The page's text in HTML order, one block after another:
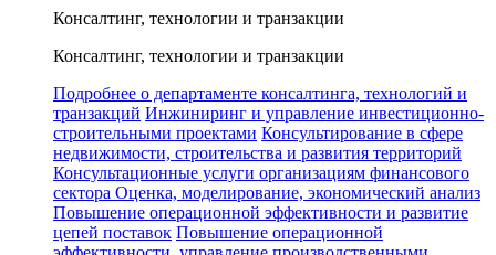
Консалтинг, технологии и транзакции
Консалтинг, технологии и транзакции
Подробнее о департаменте консалтинга, технологий и
транзакций Инжиниринг и управление инвестиционно-
строительными проектами Консультирование в сфере
недвижимости, строительства и развития территорий
Консультационные услуги организациям финансового
сектора Оценка, моделирование, экономический анализ
Повышение операционной эффективности и развитие
цепей поставок Повышение операционной